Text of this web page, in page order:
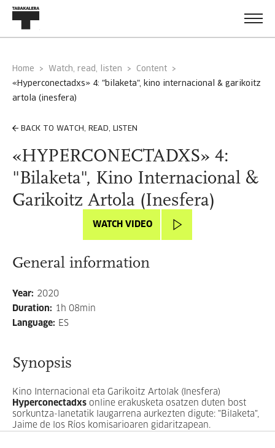
Home Watch, read, listen
Content
«hyperconectadxs» 4: "bilaketa", kino internacional & garikoitz
artola (inesfera)
BACK TO WATCH, READ, LISTEN
«HYPERCONECTADXS» 4:
"Bilaketa", Kino Internacional &
Garikoitz Artola (Inesfera)
WATCH VIDEO
General information
Year: 2020
Duration: 1h 08min
Language: ES
Synopsis
Kino Internacional eta Garikoitz Artolak (Inesfera)
Hyperconectadxs online erakusketa osatzen duten bost
sorkuntza-lanetatik laugarrena aurkezten digute: "Bilaketa",
Jaime de los Ríos komisarioaren gidaritzapean.